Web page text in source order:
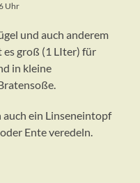
Uhr
und auch anderem
es groß (1 LIter) für
in kleine
ein Linseneintopf
Ente veredeln.